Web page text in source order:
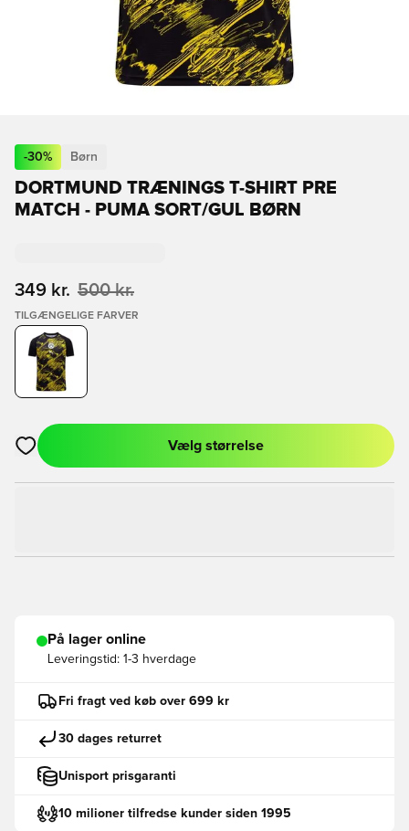
-30% Børn
DORTMUND TRÆNINGS T-SHIRT PRE
MATCH - PUMA SORT/GUL BØRN
349 kr. 500 kr.
TILGÆNGELIGE FARVER
Åbner en Modal til at logge ind eller tilmelde dig som medlem
Vælg størrelse
På lager online
Leveringstid: 1-3 hverdage
Fri fragt ved køb over 699 kr
30 dages returret
Unisport prisgaranti
10 milioner tilfredse kunder siden 1995